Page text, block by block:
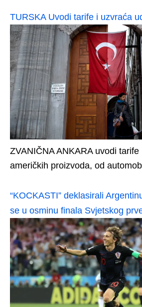
TURSKA Uvodi tarife i uzvraća
ZVANIČNA ANKARA uvodi
američkih proizvoda, od
“KOCKASTI” deklasirali
se u osminu finala Svjetskog